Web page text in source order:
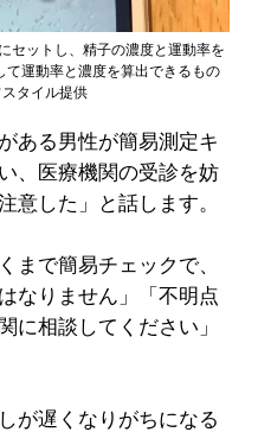
セットし、精子の濃度と運動率を
運動率と濃度を算出できるもの
タイル提供
ある男性が簡易測定キ
、医療機関の受診を妨
意した」と話します。
で簡易チェックで、
なりません」「不明点
に相談してください」
が遅くなりがちになる